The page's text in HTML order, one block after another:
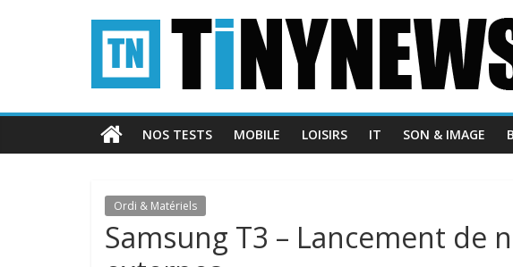
Tinynews
Le
belge
connectéNOS TESTS MOBILE LOISIRS IT SON & IMAGE
Ordi & Matériels
Samsung T3 – Lancement de